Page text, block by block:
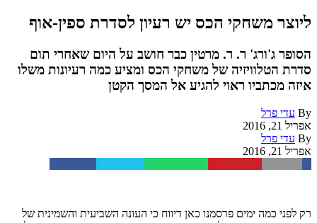
ליוצר משחקי הכס יש רעיון לסדרת ספין-אוף
הסופר ג'ורג' ר. ר. מרטין כבר חושב על היום שאחרי תום
סדרת הטלוויזיה של משחקי הכס ומציע כמה רעיונות משלו
איזה מכתביו ראוי להגיע אל המסך הקטן
By עדי פרל
אפריל 21, 2016
By עדי פרל
אפריל 21, 2016
רק לפני כמה ימים פרסמנו כאן דיווח כי העונה השביעית והשמינית של